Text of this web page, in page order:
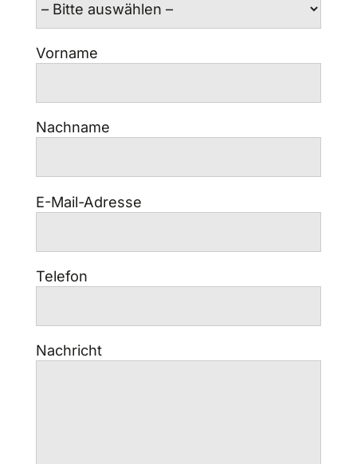
Vorname
Nachname
E-Mail-Adresse
Telefon
Nachricht